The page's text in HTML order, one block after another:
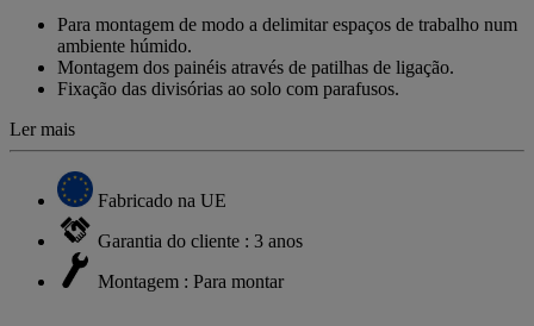
mesma
página.
Para montagem de modo a delimitar espaços de trabalho num
ambiente húmido.
Montagem dos painéis através de patilhas de ligação.
Fixação das divisórias ao solo com parafusos.
Ler mais
Fabricado na UE
Garantia do cliente : 3 anos
Montagem : Para montar